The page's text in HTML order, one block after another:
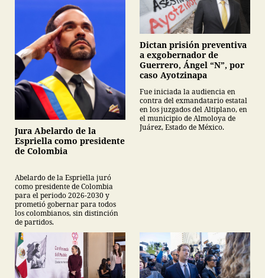
Jura Abelardo de la
Espriella como presidente
de Colombia
Abelardo de la Espriella juró
como presidente de Colombia
para el periodo 2026-2030 y
prometió gobernar para todos
los colombianos, sin distinción
de partidos.
Dictan prisión preventiva
a exgobernador de
Guerrero, Ángel “N”, por
caso Ayotzinapa
Fue iniciada la audiencia en
contra del exmandatario estatal
en los juzgados del Altiplano, en
el municipio de Almoloya de
Juárez, Estado de México.